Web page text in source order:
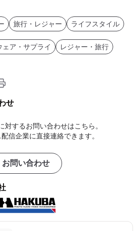
旅行・レジャー ライフスタイル
ェア・サプライ
レジャー・旅行
せ
対するお問い合わせはこちら。
信企業に直接連絡できます。
お問い合わせ